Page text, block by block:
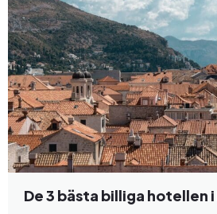
De 3 bästa billiga hotellen